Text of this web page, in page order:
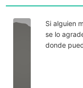
Si alguien
se lo
donde